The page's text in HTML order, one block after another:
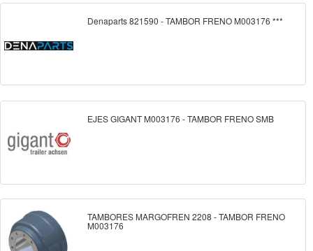
Denaparts 821590 - TAMBOR FRENO M003176 ***
EJES GIGANT M003176 - TAMBOR FRENO SMB
TAMBORES MARGOFREN 2208 - TAMBOR FRENO
M003176